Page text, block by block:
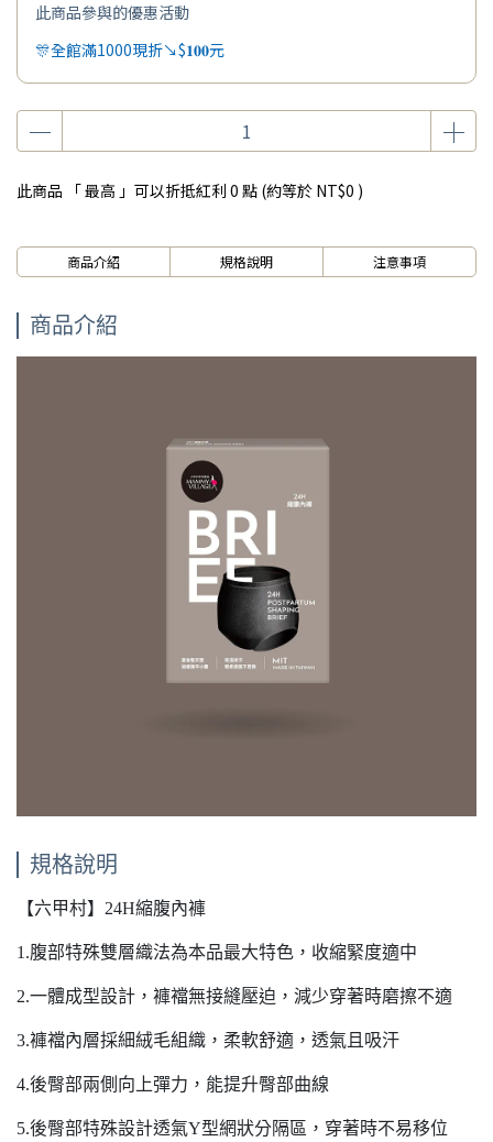
此商品參與的優惠活動
🎊全館滿1000現折↘$𝟏𝟎𝟎元
此商品 「 最高 」可以折抵紅利 0 點 (約等於 NT$0 )
商品介紹 規格說明 注意事項
商品介紹
規格說明
【六甲村】24H縮腹內褲
1.腹部特殊雙層織法為本品最大特色，收縮緊度適中
2.一體成型設計，褲襠無接縫壓迫，減少穿著時磨擦不適
3.褲襠內層採細絨毛組織，柔軟舒適，透氣且吸汗
4.後臀部兩側向上彈力，能提升臀部曲線
5.後臀部特殊設計透氣Y型網狀分隔區，穿著時不易移位